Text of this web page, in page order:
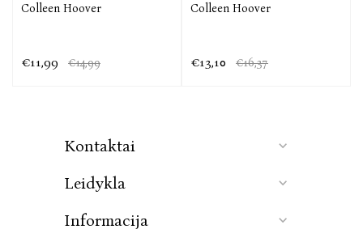
Colleen Hoover
€11,99 €14,99
Colleen Hoover
€13,10 €16,37
Kontaktai
Leidykla
Informacija